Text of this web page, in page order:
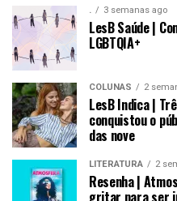
. 3 semanas ago
LesB Saúde |
LGBTQIA+
COLUNAS 2
LesB Indica |
conquistou o
das nove
LITERATURA 2
Resenha |